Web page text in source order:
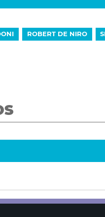
ROBERT DE NIRO